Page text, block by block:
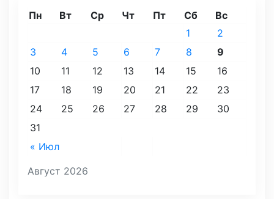
Август 2026
Пн Вт Ср Чт Пт Сб Вс
« Июл
1
2
3
4 5 6 7 8
9
10
11 12 13 14 15
16
17
18 19 20 21 22
23
24
25 26 27 28 29
30
31